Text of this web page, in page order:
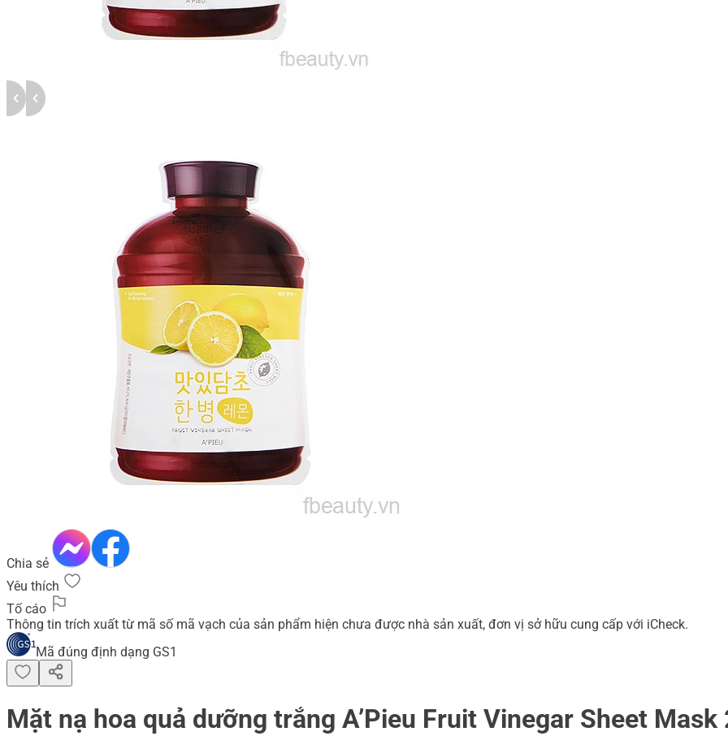
Chia sẻ
Yêu thích
Tố cáo
Thông tin trích xuất từ mã số mã vạch của sản phẩm hiện chưa được nhà sản xuất, đơn vị sở hữu cung cấp với iCheck.
Mã đúng định dạng GS1
Mặt nạ hoa quả dưỡng trắng A’Pieu Fruit Vinegar Sheet Mask